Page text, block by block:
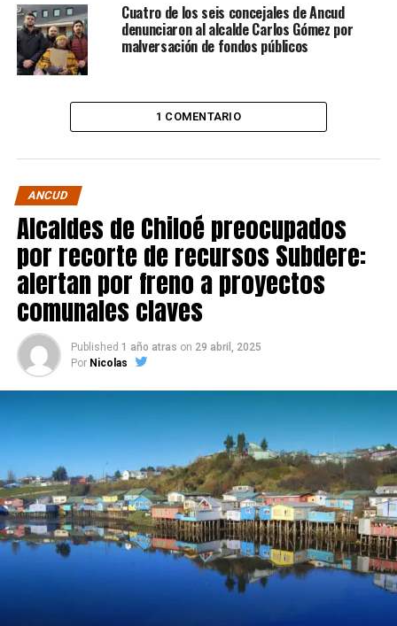
Cuatro de los seis concejales de Ancud
denunciaron al alcalde Carlos Gómez por
malversación de fondos públicos
1 COMENTARIO
ANCUD
Alcaldes de Chiloé preocupados
por recorte de recursos Subdere:
alertan por freno a proyectos
comunales claves
Published 1 año atras on 29 abril, 2025
Por Nicolas